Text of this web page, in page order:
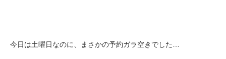
今日は土曜日なのに、まさかの予約ガラ空きでした…